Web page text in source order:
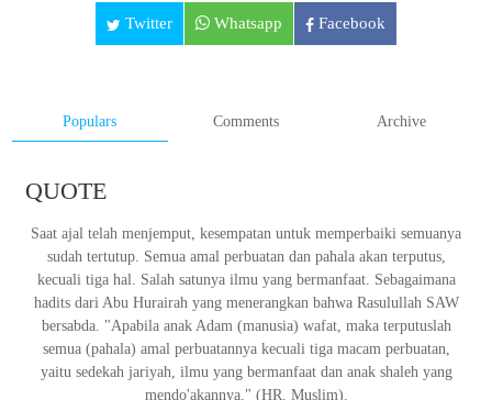
Twitter Whatsapp Facebook
Populars Comments Archive
QUOTE
Saat ajal telah menjemput, kesempatan untuk memperbaiki semuanya
sudah tertutup. Semua amal perbuatan dan pahala akan terputus,
kecuali tiga hal. Salah satunya ilmu yang bermanfaat. Sebagaimana
hadits dari Abu Hurairah yang menerangkan bahwa Rasulullah SAW
bersabda. "Apabila anak Adam (manusia) wafat, maka terputuslah
semua (pahala) amal perbuatannya kecuali tiga macam perbuatan,
yaitu sedekah jariyah, ilmu yang bermanfaat dan anak shaleh yang
mendo'akannya." (HR. Muslim).